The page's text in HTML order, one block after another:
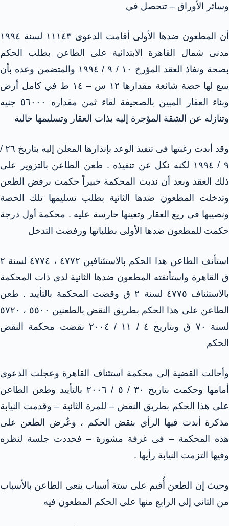
وسائر الأوراق – تتحصل في
أن المطعون ضدها الأولى أقامت الدعوى ١١١٤٣ لسنة ١٩٩٤
مدنى شمال القاهرة الابتدائية على الطاعن بطلب الحكم
بصحة ونفاذ العقد المؤرخ ١٠ / ٩ / ١٩٩٤ والمتضمن وعده بأن
يبيع لها حصة شائعة مقدارها ١٢ س – ١٤ ط في كامل أرض
وبناء العقار المبين بالصحيفة لقاء ثمن مقداره ٥٦٠٠٠ جنيه
وتنازله عن الشقة المؤجرة إليه بذات العقار وتسليمها خالية
وقد أبدت رغبتها فى تنفيذ الوعد بإنذارها المعلن إليه بتاريخ ٢٦ /
٩ / ١٩٩٤ لكنه نكل عن تنفيذه . طعن الطاعن بالتزوير على
ذلك العقد وبعد أن ندبت المحكمة خبيراً حكمت برفض الطعن
وتدخلت المطعون ضدها الثانية بطلب تسليمها تلك الحصة
ونصيبها فى ريع العقار وتعينها حارسة عليه . محكمة أول درجة
حكمت للمطعون ضدها الأولى بطلباتها ورفضت التدخل
استأنف الطاعن هذا الحكم بالاستئنافين ٤٧٧٢ ، ٤٧٧٤ لسنة ٢
ق القاهرة واستأنفته المطعون ضدها الثانية لدى ذات المحكمة
بالاستئناف ٤٧٧٥ لسنة ٢ ق وقضت المحكمة بالتأييد . طعن
الطاعن على هذا الحكم بطريق النقض بالطعنين ٥٥٠٠ ، ٥٧٢٠
لسنة ٧٠ ق وبتاريخ ٤ / ١١ / ٢٠٠٤ نقضت محكمة النقض
الحكم
وأحالت القضية إلى محكمة استئناف القاهرة وعجلت الدعوى
أمامها وحكمت بتاريخ ٣٠ / ٥ / ٢٠٠٦ بالتأييد وطعن الطاعن
على هذا الحكم بطريق النقض – للمرة الثانية – وقدمت النيابة
مذكرة أبدت فيها الرأي بنقض الحكم ، وعُرض الطعن على
هذه المحكمة – فى غرفة مشورة – فحددت جلسة لنظره
وفيها التزمت النيابة رأيها .
وحيث إن الطعن أُقيم على ستة أسباب ينعى الطاعن بالأسباب
من الثانى إلى الرابع منها على الحكم المطعون فيه